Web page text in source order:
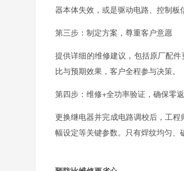
器本体失效，或是驱动电路、控制板
第三步：制定方案，尊重客户意愿
提供详细的维修建议，包括原厂配
比与预期效果，客户全程参与决策。
第四步：维修+全功率验证，确保零
更换继电器并完成电路调校后，工
幅设定等关键参数。只有焊纹均匀、